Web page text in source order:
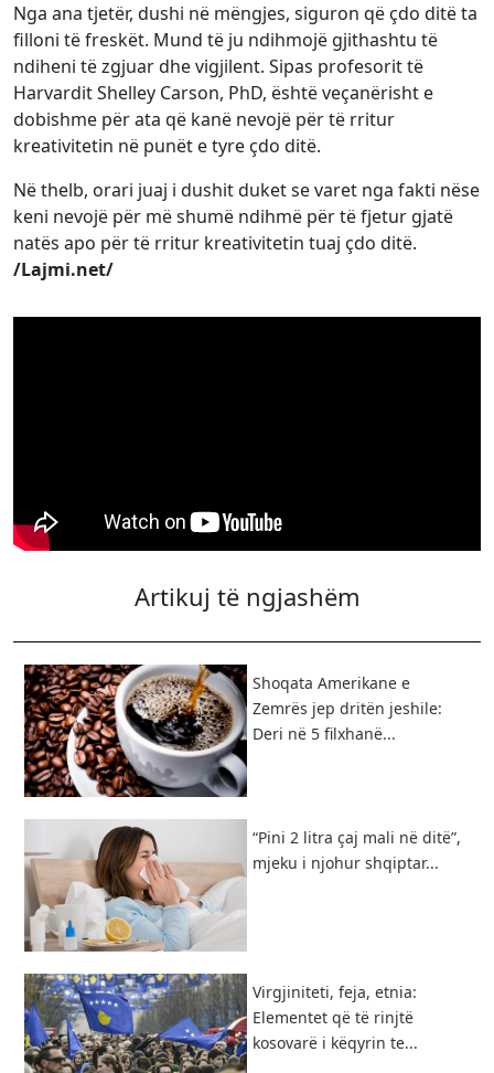
Nga ana tjetër, dushi në mëngjes, siguron që çdo ditë ta
filloni të freskët. Mund të ju ndihmojë gjithashtu të
ndiheni të zgjuar dhe vigjilent. Sipas profesorit të
Harvardit Shelley Carson, PhD, është veçanërisht e
dobishme për ata që kanë nevojë për të rritur
kreativitetin në punët e tyre çdo ditë.
Në thelb, orari juaj i dushit duket se varet nga fakti nëse
keni nevojë për më shumë ndihmë për të fjetur gjatë
natës apo për të rritur kreativitetin tuaj çdo ditë.
/Lajmi.net/
Artikuj të ngjashëm
Shoqata Amerikane e
Zemrës jep dritën jeshile:
Deri në 5 filxhanë...
“Pini 2 litra çaj mali në ditë”,
mjeku i njohur shqiptar...
Virgjiniteti, feja, etnia:
Elementet që të rinjtë
kosovarë i këqyrin te...